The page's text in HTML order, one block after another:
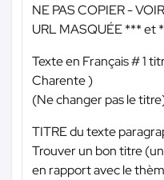
NE PAS COPIER -
URL MASQUÉE ***et
Texte en Français # 1
Charente )
(Ne changer pas le
TITRE du texte
Trouver un bon titre
en rapport avec le